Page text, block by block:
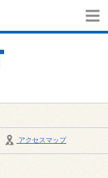
アクセスマップ